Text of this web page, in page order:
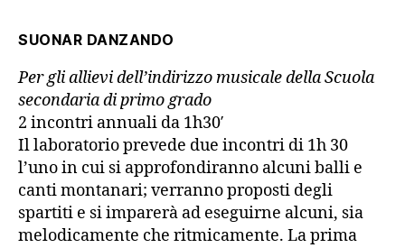
SUONAR DANZANDO
Per gli allievi dell’indirizzo musicale della Scuola
secondaria di primo grado
2 incontri annuali da 1h30′
Il laboratorio prevede due incontri di 1h 30
l’uno in cui si approfondiranno alcuni balli e
canti montanari; verranno proposti degli
spartiti e si imparerà ad eseguirne alcuni, sia
melodicamente che ritmicamente. La prima